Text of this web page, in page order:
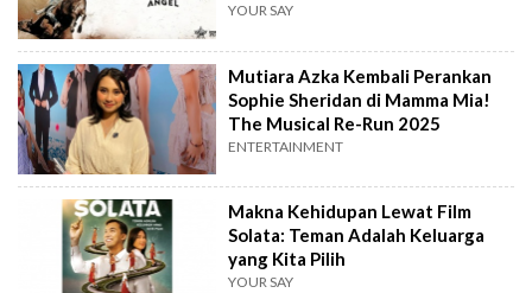
YOUR SAY
Mutiara Azka Kembali Perankan
Sophie Sheridan di Mamma Mia!
The Musical Re-Run 2025
ENTERTAINMENT
Makna Kehidupan Lewat Film
Solata: Teman Adalah Keluarga
yang Kita Pilih
YOUR SAY